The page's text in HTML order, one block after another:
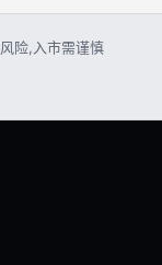
险,入市需谨慎